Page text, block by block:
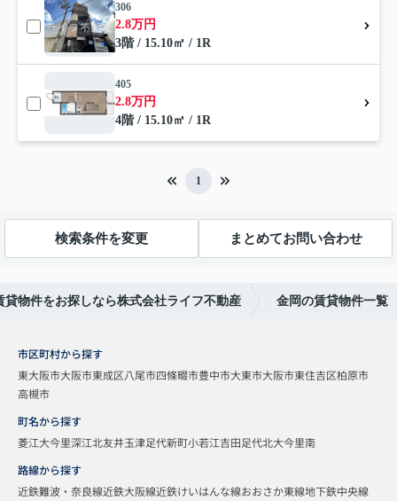
306
2.8万円
3階 / 15.10㎡ / 1R
405
2.8万円
4階 / 15.10㎡ / 1R
1
検索条件を変更 まとめてお問い合わせ
貸物件をお探しなら株式会社ライフ不動産 金岡の賃貸物件一覧
市区町村から探す
東大阪市大阪市東成区八尾市四條畷市豊中市大東市大阪市東住吉区柏原市
高槻市
町名から探す
菱江大今里深江北友井玉津足代新町小若江吉田足代北大今里南
路線から探す
近鉄難波・奈良線近鉄大阪線近鉄けいはんな線おおさか東線地下鉄中央線